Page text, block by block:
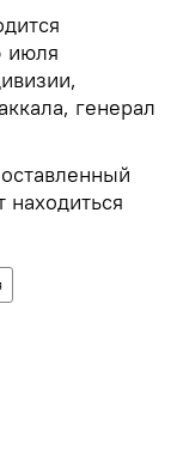
июля
генерал